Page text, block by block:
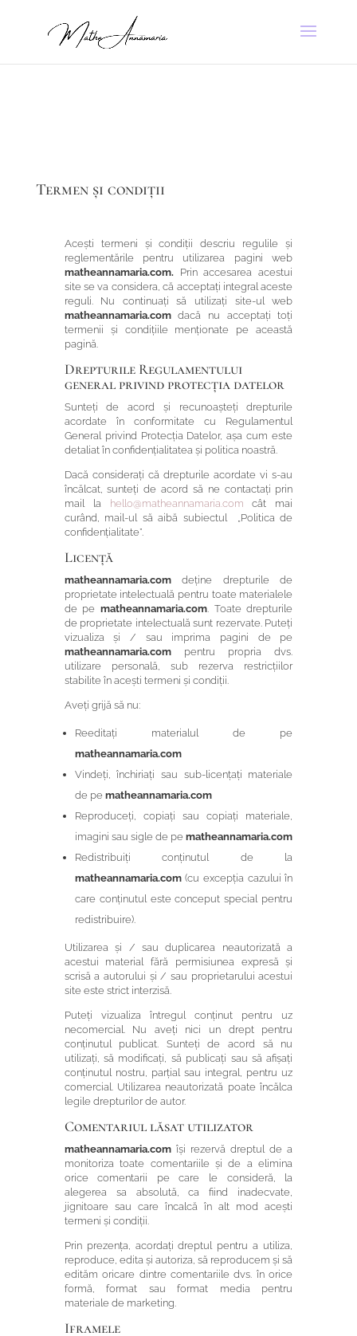
Termen și condiții
Acești termeni și condiții descriu regulile și
reglementările pentru utilizarea pagini web
matheannamaria.com. Prin accesarea acestui
site se va considera, că acceptați integral aceste
reguli. Nu continuați să utilizați site-ul web
matheannamaria.comdacă nu acceptați toți
termenii și condițiile menționate pe această
pagină.
Drepturile Regulamentului
general privind protecția datelor
Sunteți de acord și recunoașteți drepturile
acordate în conformitate cu Regulamentul
General privind Protecția Datelor, așa cum este
detaliat în confidențialitatea și politica noastră.
Dacă considerați că drepturile acordate vi s-au
încălcat, sunteți de acord să ne contactați prin
mail la
hello@matheannamaria.com cât mai
curând, mail-ul să aibă subiectul „Politica de
confidențialitate”.
Licență
matheannamaria.comdeține drepturile de
proprietate intelectuală pentru toate materialele
de pe matheannamaria.com. Toate drepturile
de proprietate intelectuală sunt rezervate. Puteți
vizualiza și / sau imprima pagini de pe
matheannamaria.compentru propria dvs.
utilizare personală, sub rezerva restricțiilor
stabilite în acești termeni și condiții.
Aveți grijă să nu:
Reeditați materialul de pe
matheannamaria.com
Vindeți, închiriați sau sub-licențați materiale
de pe matheannamaria.com
Reproduceți, copiați sau copiați materiale,
imagini sau sigle de pe matheannamaria.com
Redistribuiți conținutul de la
matheannamaria.com(cu excepția cazului în
care conținutul este conceput special pentru
redistribuire).
Utilizarea și / sau duplicarea neautorizată a
acestui material fără permisiunea expresă și
scrisă a autorului și / sau proprietarului acestui
site este strict interzisă.
Puteți vizualiza întregul conținut pentru uz
necomercial. Nu aveți nici un drept pentru
conținutul publicat. Sunteți de acord să nu
utilizați, să modificați, să publicați sau să afișați
conținutul nostru, parțial sau integral, pentru uz
comercial. Utilizarea neautorizată poate încălca
legile drepturilor de autor.
Comentariul lăsat utilizator
matheannamaria.comîși rezervă dreptul de a
monitoriza toate comentariile și de a elimina
orice comentarii pe care le consideră, la
alegerea sa absolută, ca fiind inadecvate,
jignitoare sau care încalcă în alt mod acești
termeni și condiții.
Prin prezența, acordați dreptul pentru a utiliza,
reproduce, edita și autoriza, să reproducem și să
edităm oricare dintre comentariile dvs. în orice
formă, format sau format media pentru
materiale de marketing.
Iframele